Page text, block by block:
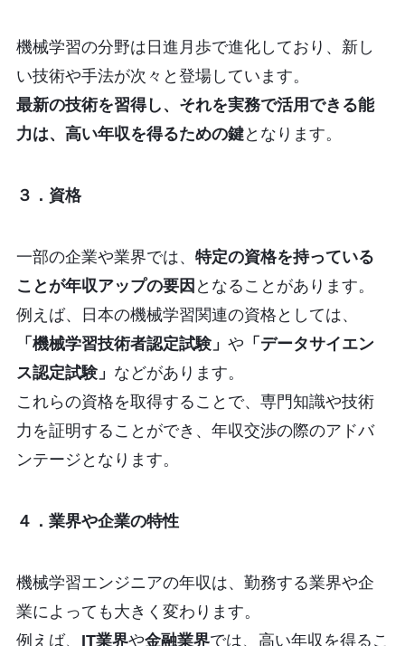
機械学習の分野は日進月歩で進化しており、新し
い技術や手法が次々と登場しています。
最新の技術を習得し、それを実務で活用できる能
力は、高い年収を得るための鍵となります。
３．資格
一部の企業や業界では、 特定の資格を持っている
ことが年収アップの要因 となることがあります。
例えば、日本の機械学習関連の資格としては、
「機械学習技術者認定試験」 や 「データサイエン
ス認定試験」 などがあります。
これらの資格を取得することで、専門知識や技術
力を証明することができ、年収交渉の際のアドバ
ンテージとなります。
４．業界や企業の特性
機械学習エンジニアの年収は、勤務する業界や企
業によっても大きく変わります。
例えば、 IT業界や金融業界では、高い年収を得るこ